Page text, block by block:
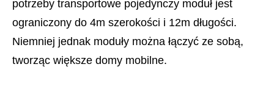
potrzeby transportowe pojedynczy moduł jest
ograniczony do 4m szerokości i 12m długości.
Niemniej jednak moduły można łączyć ze sobą,
tworząc większe domy mobilne.